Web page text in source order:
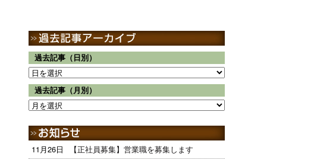
過去記事（日別）
過去記事（月別）
11月26日 【正社員募集】営業職を募集します